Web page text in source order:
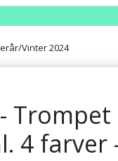
Vinter 2024
Trompet
4 farver